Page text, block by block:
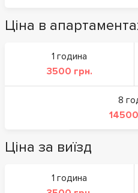
Ціна в
1 година
3500 грн.
8
Ціна за виїзд
1 година